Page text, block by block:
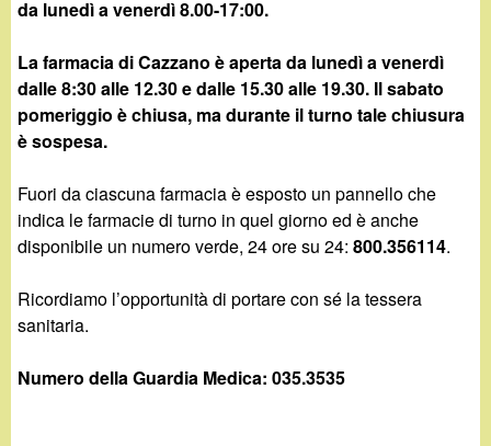
.
i
t
da lunedì a venerdì 8.00-17:00.
La farmacia di Cazzano è aperta da lunedì a venerdì
dalle 8:30 alle 12.30 e dalle 15.30 alle 19.30. Il sabato
pomeriggio è chiusa, ma durante il turno tale chiusura
è sospesa.
Fuori da ciascuna farmacia è esposto un pannello che
indica le farmacie di turno in quel giorno ed è anche
disponibile un numero verde, 24 ore su 24:800.356114.
Ricordiamo l’opportunità di portare con sé la tessera
sanitaria.
Numero della Guardia Medica: 035.3535